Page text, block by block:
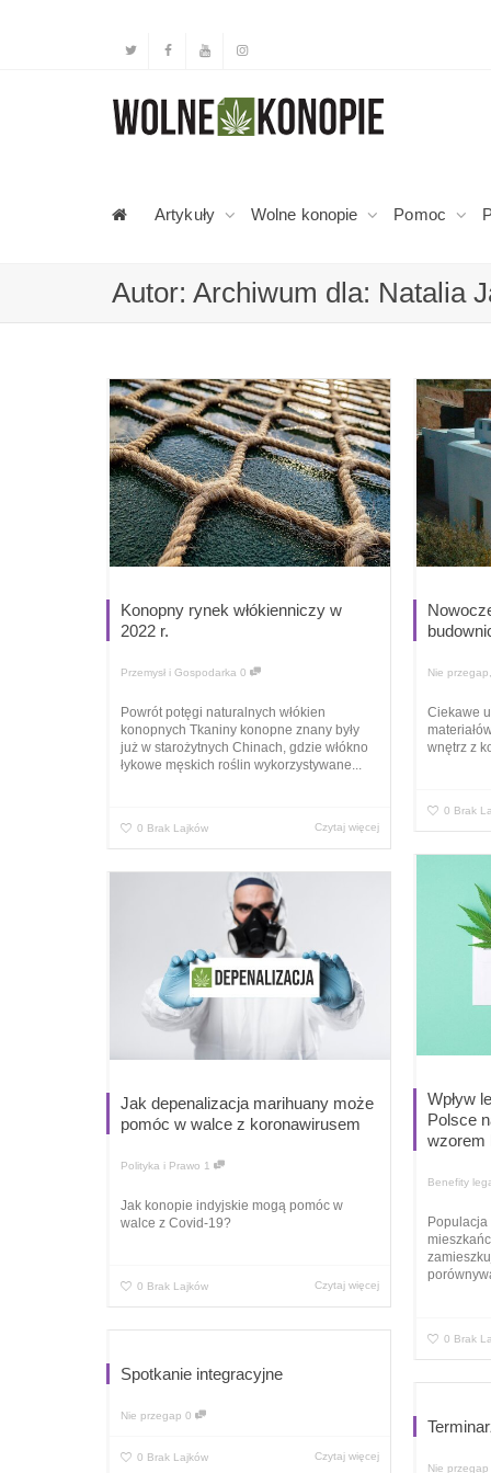
Artykuły Wolne konopie Pomoc
Autor: Archiwum dla: Natalia
Konopny rynek włókienniczy w
2022 r.
Przemysł i Gospodarka 0
Powrót potęgi naturalnych włókien
konopnych Tkaniny konopne znany były
już w starożytnych Chinach, gdzie włókno
łykowe męskich roślin wykorzystywane...
0 Brak Lajków Czytaj więcej
Nie przegap
Ciekawe
wnętrz z
0 Brak
Wpływ
Polsce
wzorem
Benefity
0 Brak
Jak depenalizacja marihuany może
pomóc w walce z koronawirusem
Polityka i Prawo 1
Jak konopie indyjskie mogą pomóc w
walce z Covid-19?
0 Brak Lajków Czytaj więcej
Spotkanie integracyjne
Nie przegap 0
0 Brak Lajków Czytaj więcej
Nie przegap